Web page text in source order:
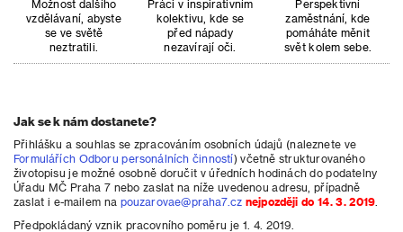
Možnost dalšího
vzdělávaní, abyste
se ve světě
neztratili.
Práci v inspirativním
kolektivu, kde se
před nápady
nezavírají oči.
Perspektivní
zaměstnání, kde
pomáháte měnit
svět kolem sebe.
Jak se k nám dostanete?
Přihlášku a souhlas se zpracováním osobních údajů (naleznete ve
Formulářích Odboru personálních činností) včetně strukturovaného
životopisu je možné osobně doručit v úředních hodinách do podatelny
Úřadu MČ Praha 7 nebo zaslat na níže uvedenou adresu, případně
zaslat i e-mailem na pouzarovae@praha7.cz nejpozději do 14. 3. 2019
Předpokládaný vznik pracovního poměru je 1. 4. 2019.